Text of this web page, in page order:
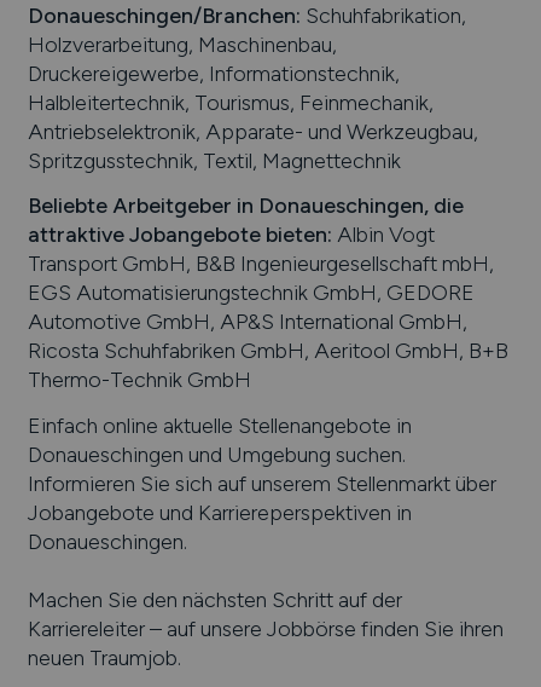
Donaueschingen/Branchen: Schuhfabrikation,
Holzverarbeitung, Maschinenbau,
Druckereigewerbe, Informationstechnik,
Halbleitertechnik, Tourismus, Feinmechanik,
Antriebselektronik, Apparate- und Werkzeugbau,
Spritzgusstechnik, Textil, Magnettechnik
Beliebte Arbeitgeber in Donaueschingen, die
attraktive Jobangebote bieten: Albin Vogt
Transport GmbH, B&B Ingenieurgesellschaft mbH,
EGS Automatisierungstechnik GmbH, GEDORE
Automotive GmbH, AP&S International GmbH,
Ricosta Schuhfabriken GmbH, Aeritool GmbH, B+B
Thermo-Technik GmbH
Einfach online aktuelle Stellenangebote in
Donaueschingen und Umgebung suchen.
Informieren Sie sich auf unserem Stellenmarkt über
Jobangebote und Karriereperspektiven in
Donaueschingen.
Machen Sie den nächsten Schritt auf der
Karriereleiter – auf unsere Jobbörse finden Sie ihren
neuen Traumjob.